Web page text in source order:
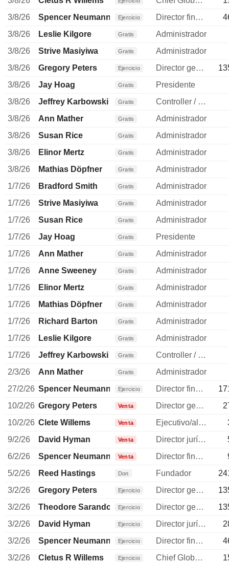
3/8/26
Spencer Neumann Ejercicio Director financiero
3/8/26
Leslie Kilgore Gratis
Administrador
3/8/26
Strive Masiyiwa Gratis
Administrador
3/8/26
Gregory Peters Ejercicio Director general
3/8/26
Jay Hoag Gratis
Presidente
3/8/26
Jeffrey Karbowski Gratis
Controller / auditor
3/8/26
Ann Mather Gratis
Administrador
3/8/26
Susan Rice Gratis
Administrador
3/8/26
Elinor Mertz Gratis
Administrador
3/8/26
Mathias Döpfner Gratis
Administrador
1/7/26
Bradford Smith Gratis
Administrador
1/7/26
Strive Masiyiwa Gratis
Administrador
1/7/26
Susan Rice Gratis
Administrador
1/7/26
Jay Hoag Gratis
Presidente
1/7/26
Ann Mather Gratis
Administrador
1/7/26
Anne Sweeney Gratis
Administrador
1/7/26
Elinor Mertz Gratis
Administrador
1/7/26
Mathias Döpfner Gratis
Administrador
1/7/26
Richard Barton Gratis
Administrador
1/7/26
Leslie Kilgore Gratis
Administrador
1/7/26
Jeffrey Karbowski Gratis
Controller / auditor
2/3/26
Ann Mather Gratis
Administrador
27/2/26 Spencer Neumann Ejercicio Director financiero
10/2/26 Gregory Peters Venta Director general
10/2/26 Clete Willems Venta Ejecutivo/alto directivo
9/2/26
David Hyman Venta Director jurídico
6/2/26
Spencer Neumann Venta Director financiero
5/2/26
Reed Hastings Don Fundador
3/2/26
Gregory Peters Ejercicio Director general
3/2/26
Theodore Sarandos Ejercicio Director general
3/2/26
David Hyman Ejercicio Director jurídico
3/2/26
Spencer Neumann Ejercicio Director financiero
3/2/26
Cletus R Willems Ejercicio Chief Global Affairs Officer